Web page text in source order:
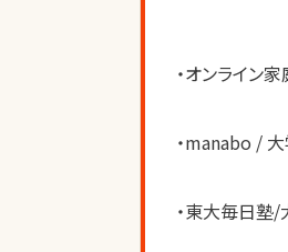
・オンライン
・manabo /
・東大毎日塾